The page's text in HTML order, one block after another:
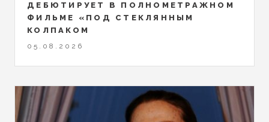
ДЕБЮТИРУЕТ В ПОЛНОМЕТРАЖНОМ
ФИЛЬМЕ «ПОД СТЕКЛЯННЫМ
КОЛПАКОМ
05.08.2026